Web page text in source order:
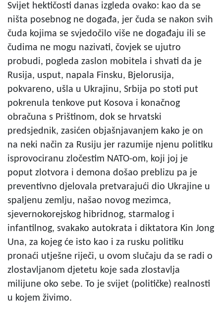
Svijet hektičosti danas izgleda ovako: kao da se
ništa posebnog ne događa, jer čuda se nakon svih
čuda kojima se svjedočilo više ne događaju ili se
čudima ne mogu nazivati, čovjek se ujutro
probudi, pogleda zaslon mobitela i shvati da je
Rusija, usput, napala Finsku, Bjelorusija,
pokvareno, ušla u Ukrajinu, Srbija po stoti put
pokrenula tenkove put Kosova i konačnog
obračuna s Prištinom, dok se hrvatski
predsjednik, zasićen objašnjavanjem kako je on
na neki način za Rusiju jer razumije njenu politiku
isprovociranu zločestim NATO-om, koji joj je
poput zlotvora i demona došao preblizu pa je
preventivno djelovala pretvarajući dio Ukrajine u
spaljenu zemlju, našao novog mezimca,
sjevernokorejskog hibridnog, starmalog i
infantilnog, svakako autokrata i diktatora Kin Jong
Una, za kojeg će isto kao i za rusku politiku
pronaći utješne riječi, u ovom slučaju da se radi o
zlostavljanom djetetu koje sada zlostavlja
milijune oko sebe. To je svijet (političke) realnosti
u kojem živimo.